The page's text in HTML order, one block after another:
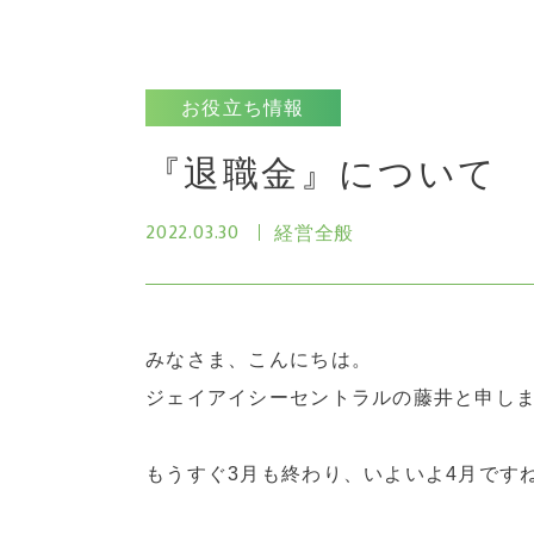
お役立ち情報
『退職金』について
2022.03.30 経営全般
みなさま、こんにちは。
ジェイアイシーセントラルの藤井と申しま
もうすぐ3月も終わり、いよいよ4月です